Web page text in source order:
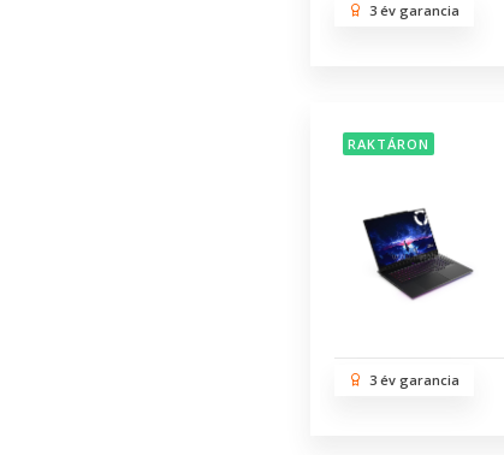
3 év garancia
RAKTÁRON
3 év garancia